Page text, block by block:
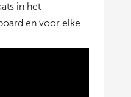
in het
en voor elke